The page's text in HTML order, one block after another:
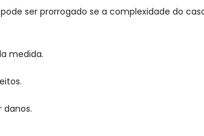
ser prorrogado se a complexidade do
medida.
danos.